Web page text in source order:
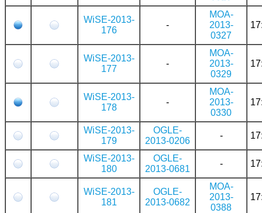
WiSE-2013-
176
-
MOA-
2013-
0327
WiSE-2013-
177
-
MOA-
2013-
0329
WiSE-2013-
178
-
MOA-
2013-
0330
WiSE-2013-
179
OGLE-
2013-0206
-
WiSE-2013-
180
OGLE-
2013-0681
-
WiSE-2013-
181
OGLE-
2013-0682
MOA-
2013-
0388